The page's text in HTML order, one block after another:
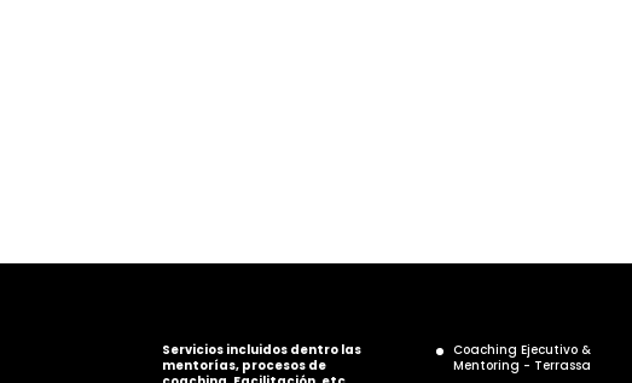
Servicios incluidos dentro las
mentorías, procesos de
Coaching Ejecutivo &
Mentoring - Terrassa